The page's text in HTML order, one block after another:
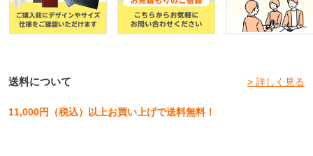
送料について > 詳しく見る
11,000円（税込）以上お買い上げで送料無料！